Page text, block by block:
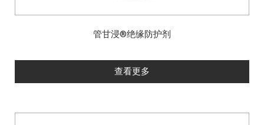
管甘浸®绝缘防护剂
查看更多